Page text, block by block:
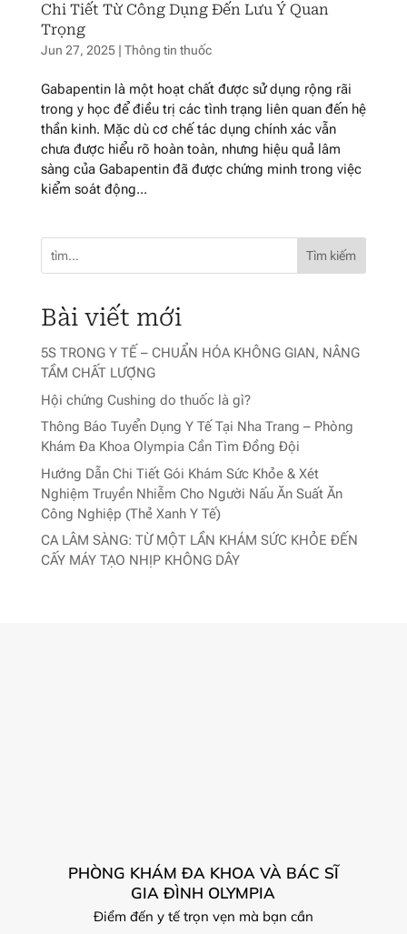
Chi Tiết Từ Công Dụng Đến Lưu Ý Quan
Trọng
Jun 27, 2025| Thông tin thuốc
Gabapentin là một hoạt chất được sử dụng rộng rãi
trong y học để điều trị các tình trạng liên quan đến hệ
thần kinh. Mặc dù cơ chế tác dụng chính xác vẫn
chưa được hiểu rõ hoàn toàn, nhưng hiệu quả lâm
sàng của Gabapentin đã được chứng minh trong việc
kiểm soát động...
Tìm kiếm
Bài viết mới
5S TRONG Y TẾ – CHUẨN HÓA KHÔNG GIAN, NÂNG
TẦM CHẤT LƯỢNG
Hội chứng Cushing do thuốc là gì?
Thông Báo Tuyển Dụng Y Tế Tại Nha Trang – Phòng
Khám Đa Khoa Olympia Cần Tìm Đồng Đội
Hướng Dẫn Chi Tiết Gói Khám Sức Khỏe & Xét
Nghiệm Truyền Nhiễm Cho Người Nấu Ăn Suất Ăn
Công Nghiệp (Thẻ Xanh Y Tế)
CA LÂM SÀNG: TỪ MỘT LẦN KHÁM SỨC KHỎE ĐẾN
CẤY MÁY TẠO NHỊP KHÔNG DÂY
PHÒNG KHÁM ĐA KHOA VÀ BÁC SĨ
GIA ĐÌNH OLYMPIA
Điểm đến y tế trọn vẹn mà bạn cần